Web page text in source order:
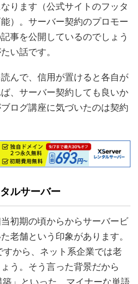
ります（公式サイトのフッタ
）。サーバー契約のプロモー
事を公開しているのでしょう
い話です。
んで、信用が置けると各自が
、サーバー契約しても良いか
ログ講座に気づいたのは契約
ルサーバー
初期の頃からからサーバービ
老舗という印象があります。
から、ネット系企業では老
う。そう言った背景だから
」といった、マイナーな単語